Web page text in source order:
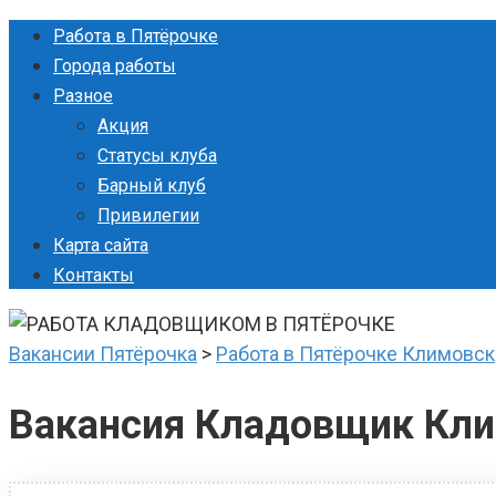
Перейти
контенту
Работа в Пятёрочке
Города работы
Разное
Акция
Статусы клуба
Барный клуб
Привилегии
Карта сайта
Контакты
Вакансии Пятёрочка > Работа в Пятёрочке Климовск
Вакансия Кладовщик